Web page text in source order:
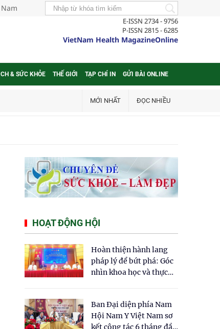
E-ISSN 2734 - 9756
P-ISSN 2815 - 6285
VietNam Health MagazineOnline
& SỨC KHỎE THẾ GIỚI TẠP CHÍ IN GỬI BÀI ONLINE
MỚI NHẤT ĐỌC NHIỀU
HOẠT ĐỘNG HỘI
Hoàn thiện hành lang
pháp lý để bứt phá: Góc
nhìn khoa học và thực
cho Luật Y dược cổ
truyền Việt Nam"
Ban Đại diện phía Nam
Hội Nam Y Việt Nam sơ
kết công tác 6 tháng đầu